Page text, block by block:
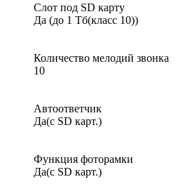
Слот под SD карту
Да (до 1 Тб(класс 10))
Количество мелодий звонка
10
Автоответчик
Да(с SD карт.)
Функция фоторамки
Да(с SD карт.)